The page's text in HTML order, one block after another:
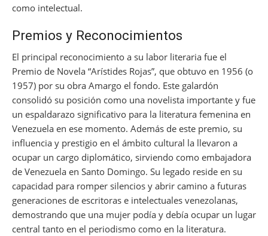
como intelectual.
Premios y Reconocimientos
El principal reconocimiento a su labor literaria fue el
Premio de Novela “Arístides Rojas”, que obtuvo en 1956 (o
1957) por su obra Amargo el fondo. Este galardón
consolidó su posición como una novelista importante y fue
un espaldarazo significativo para la literatura femenina en
Venezuela en ese momento. Además de este premio, su
influencia y prestigio en el ámbito cultural la llevaron a
ocupar un cargo diplomático, sirviendo como embajadora
de Venezuela en Santo Domingo. Su legado reside en su
capacidad para romper silencios y abrir camino a futuras
generaciones de escritoras e intelectuales venezolanas,
demostrando que una mujer podía y debía ocupar un lugar
central tanto en el periodismo como en la literatura.